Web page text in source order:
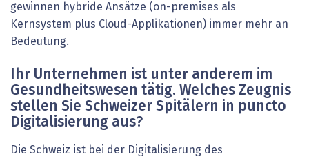
gewinnen hybride Ansätze (on-premises als
Kernsystem plus Cloud-Applikationen) immer mehr an
Bedeutung.
Ihr Unternehmen ist unter anderem im
Gesundheitswesen tätig. Welches Zeugnis
stellen Sie Schweizer Spitälern in puncto
Digitalisierung aus?
Die Schweiz ist bei der Digitalisierung des